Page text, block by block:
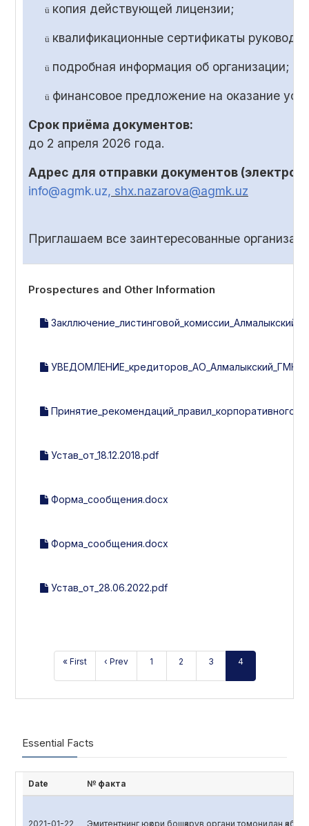
ü копия действующей лицензии;
ü квалификационные сертификаты
ü подробная информация об организации;
ü финансовое предложение на оказание
Срок приёма документов:
до 2 апреля 2026 года.
Адрес для отправки документов
info@agmk.uz, shx.nazarova@agmk.uz
Приглашаем все заинтересованные
Prospectures and Other Information
Устав_от_18.12.2018.pdf
Форма_сообщения.docx
Форма_сообщения.docx
Устав_от_28.06.2022.pdf
« First ‹ Prev 1 2 3 4
Essential Facts
Date № факта
2021-01-22 Эмитентнинг юқори бошқарув органи томонидан қабул